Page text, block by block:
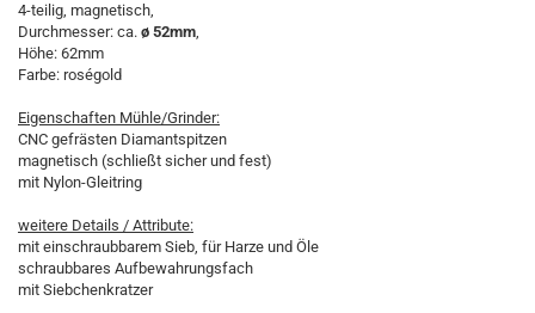
4-teilig, magnetisch,
Durchmesser: ca. ø 52mm,
Höhe: 62mm
Farbe: roségold
Eigenschaften Mühle/Grinder:
CNC gefrästen Diamantspitzen
magnetisch (schließt sicher und fest)
mit Nylon-Gleitring
weitere Details / Attribute:
mit einschraubbarem Sieb, für Harze und Öle
schraubbares Aufbewahrungsfach
mit Siebchenkratzer